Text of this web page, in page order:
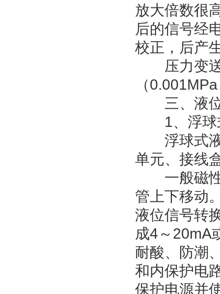
放大倍数很
后的信号经
校正，后产
压力变送
（
三、液位
1、浮球
浮球式液
单元、接线
一般磁性
管上下移动
液位信号转
成4～20mA
耐酸、防潮
和内保护电
保护电源并